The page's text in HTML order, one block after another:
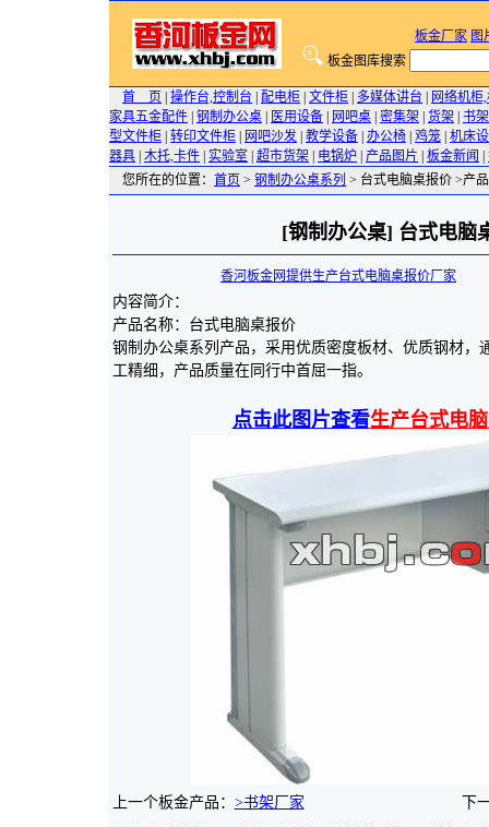
板金厂家 图
板金图库搜索
首 页 操作台,控制台 配电柜 文件柜 多媒体讲台
网络机柜
家具五金配件 钢制办公桌 医用设备 网吧桌 密集架 货架 书架
型文件柜 转印文件柜 网吧沙发 教学设备 办公椅 鸡笼 机床
器具 木托,卡件 实验室 超市货架 电锅炉 产品图片 板金新闻
您所在的位置： 首页 > 钢制办公桌系列 > 台式电脑桌报价 >产
[钢制办公桌] 台式电脑
香河板金网提供生产台式电脑桌报价厂家
内容简介：
产品名称：台式电脑桌报价
钢制办公桌系列产品，采用优质密度板材、优质钢材，
工精细，产品质量在同行中首屈一指。
点击此图片查看生产台式电
上一个板金产品： >书架厂家 下